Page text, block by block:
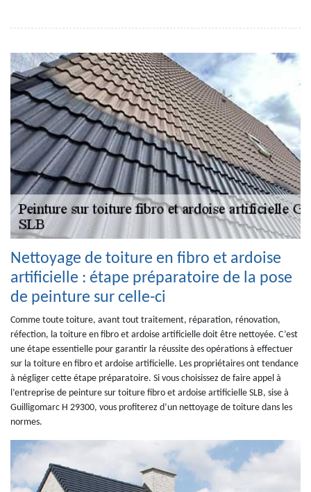
Nettoyage de toiture en fibro et ardoise
artificielle : étape préparatoire de la pose
de peinture sur celle-ci
Comme toute toiture, avant tout traitement, réparation, rénovation,
réfection, la toiture en fibro et ardoise artificielle doit être nettoyée. C’est
une étape essentielle pour garantir la réussite des opérations à effectuer
sur la toiture en fibro et ardoise artificielle. Les propriétaires ont tendance
à négliger cette étape préparatoire. Si vous choisissez de faire appel à
l’entreprise de peinture sur toiture fibro et ardoise artificielle SLB, sise à
Guilligomarc H 29300, vous profiterez d’un nettoyage de toiture dans les
normes.